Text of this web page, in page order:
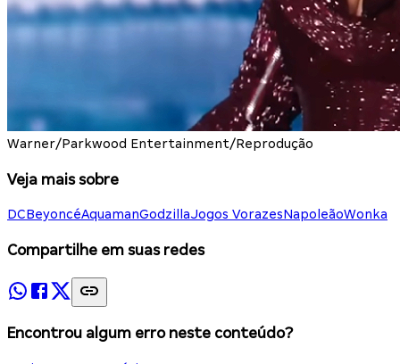
Warner/Parkwood Entertainment/Reprodução
Veja mais sobre
DCBeyoncéAquamanGodzillaJogos VorazesNapoleãoWonka
Compartilhe em suas redes
Encontrou algum erro neste conteúdo?